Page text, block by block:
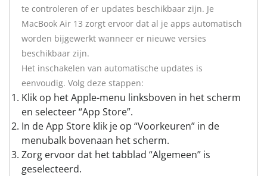
te controleren of er updates beschikbaar zijn. Je
MacBook Air 13 zorgt ervoor dat al je apps automatisch
worden bijgewerkt wanneer er nieuwe versies
beschikbaar zijn.
Het inschakelen van automatische updates is
eenvoudig. Volg deze stappen:
Klik op het Apple-menu linksboven in het scherm
en selecteer “App Store”.
In de App Store klik je op “Voorkeuren” in de
menubalk bovenaan het scherm.
Zorg ervoor dat het tabblad “Algemeen” is
geselecteerd.